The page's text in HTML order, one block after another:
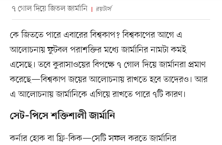
৭ গোল দিয়ে জিতল জার্মানি রয়টার্স
কে জিততে পারে এবারের বিশ্বকাপ? বিশ্বকাপের আগে এ
আলোচনায় ফুটবল পরাশক্তির মধ্যে জার্মানির নামটা কমই
এসেছে। তবে কুরাসাওয়ের বিপক্ষে ৭ গোল দিয়ে জার্মানরা প্রমাণ
করেছে—বিশ্বকাপ জয়ের আলোচনায় রাখতে হবে তাদেরও। আর
এ আলোচনায় জার্মানিকে এগিয়ে রাখতে পারে ৭টি কারণ।
সেট–পিসে শক্তিশালী জার্মানি
কর্নার হোক বা ফ্রি-কিক—সেটি সফল করতে জার্মানির